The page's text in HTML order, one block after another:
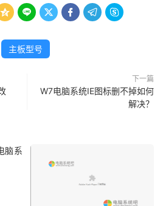
     
主板型号
下一篇
W7电脑系统IE图标删不掉如何
解决？